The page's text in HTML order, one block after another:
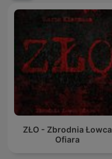
ZŁO - Zbrodnia Łowca
Ofiara